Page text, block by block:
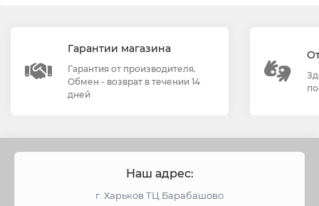
Гарантии магазина
Гарантия от производителя.
Обмен - возврат в течении 14
дней
Наш адрес:
г. Харьков ТЦ Барабашово